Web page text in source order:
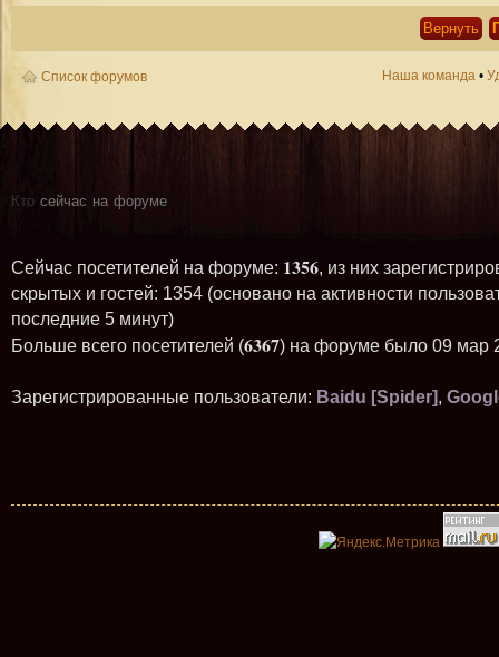
Список форумов Наша команда •
Кто сейчас на форуме
Сейчас посетителей на форуме: 1356, из них
скрытых и гостей: 1354 (основано на активности
последние 5 минут)
Больше всего посетителей (6367) на форуме было 09 мар
Зарегистрированные пользователи: Baidu [Spider],